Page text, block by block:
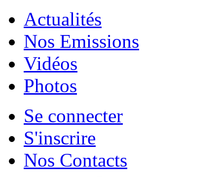
Actualités
Nos Emissions
Vidéos
Photos
Se connecter
S'inscrire
Nos Contacts